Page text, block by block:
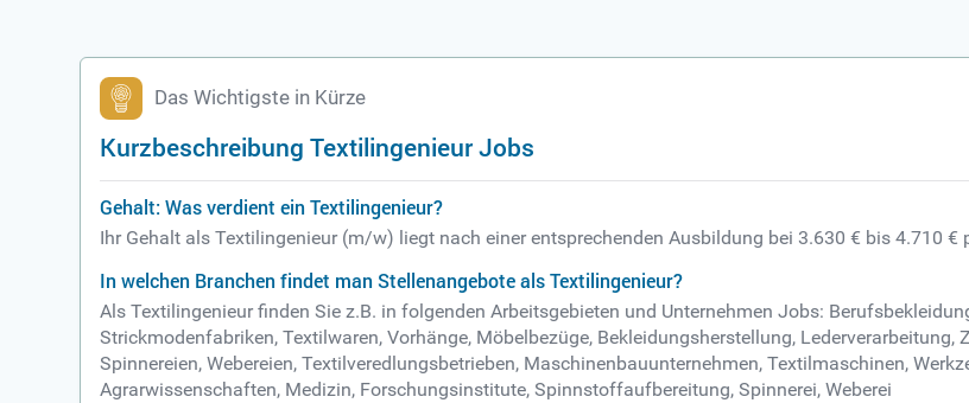
Das Wichtigste in Kürze
Kurzbeschreibung Textilingenieur Jobs
Gehalt: Was verdient ein Textilingenieur?
Ihr Gehalt als Textilingenieur (m/w) liegt nach einer entsprechenden Ausbildung bei 3.630 € bis 4.710 €
In welchen Branchen findet man Stellenangebote als Textilingenieur?
Als Textilingenieur finden Sie z.B. in folgenden Arbeitsgebieten und Unternehmen Jobs:
Strickmodenfabriken, Textilwaren, Vorhänge, Möbelbezüge, Bekleidungsherstellung, Lederverarbeitung,
Spinnereien, Webereien, Textilveredlungsbetrieben, Maschinenbauunternehmen, Textilmaschinen,
Agrarwissenschaften, Medizin, Forschungsinstitute, Spinnstoffaufbereitung, Spinnerei, Weberei